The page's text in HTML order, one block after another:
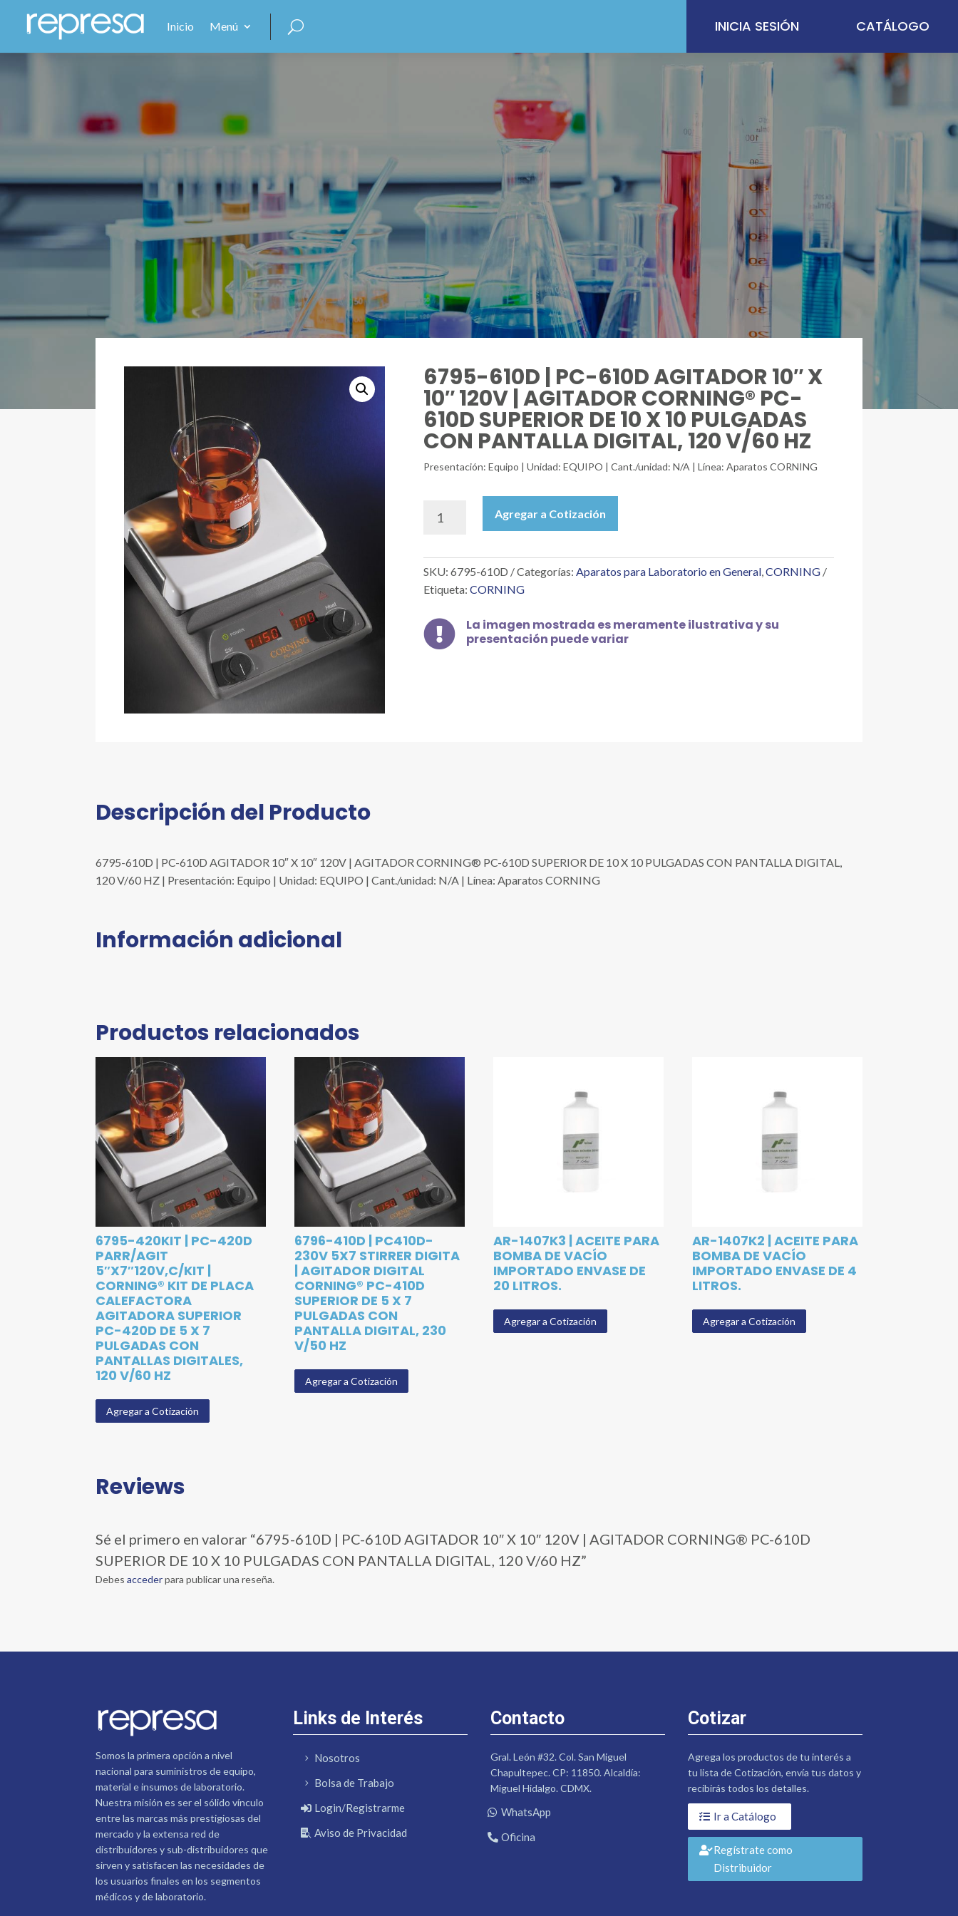
Inicio Menú INICIA SESIÓN CATÁLOGO
6795-610D | PC-610D AGITADOR 10″ X
10″ 120V | AGITADOR CORNING® PC-
610D SUPERIOR DE 10 X 10 PULGADAS
CON PANTALLA DIGITAL, 120 V/60 HZ
Presentación: Equipo | Unidad: EQUIPO | Cant./unidad: N/A | Línea: Aparatos CORNING
610D
PC-
610D
AGITADOR
X
10"
120V
PANTALLA
DIGITAL,
Agregar a Cotización
SKU:6795-610D Categorías:Aparatos para Laboratorio en General,CORNING
Etiqueta:CORNING

La imagen mostrada es meramente ilustrativa y su
presentación puede variar
Descripción del Producto
6795-610D | PC-610D AGITADOR 10″ X 10″ 120V | AGITADOR CORNING® PC-610D SUPERIOR DE 10 X 10 PULGADAS CON PANTALLA DIGITAL,
120 V/60 HZ | Presentación: Equipo | Unidad: EQUIPO | Cant./unidad: N/A | Línea: Aparatos CORNING
Información adicional
Productos relacionados
6795-420KIT | PC-420D
PARR/AGIT
5″X7″120V,C/KIT |
CORNING® KIT DE PLACA
CALEFACTORA
AGITADORA SUPERIOR
PC-420D DE 5 X 7
PULGADAS CON
PANTALLAS DIGITALES,
120 V/60 HZ
Agregar a Cotización
6796-410D | PC410D-
230V 5X7 STIRRER DIGITA
| AGITADOR DIGITAL
CORNING® PC-410D
SUPERIOR DE 5 X 7
PULGADAS CON
PANTALLA DIGITAL, 230
V/50 HZ
Agregar a Cotización
AR-1407K3 | ACEITE PARA
BOMBA DE VACÍO
IMPORTADO ENVASE DE
20 LITROS.
Agregar a Cotización
AR-1407K2 | ACEITE PARA
BOMBA DE VACÍO
IMPORTADO ENVASE DE 4
LITROS.
Agregar a Cotización
Reviews
Sé el primero en valorar “6795-610D | PC-610D AGITADOR 10″ X 10″ 120V | AGITADOR CORNING® PC-610D
SUPERIOR DE 10 X 10 PULGADAS CON PANTALLA DIGITAL, 120 V/60 HZ”
Debesaccederpara publicar una reseña.
Somos la primera opción a nivel
nacional para suministros de equipo,
material e insumos de laboratorio.
Nuestra misión es ser el sólido vínculo
entre las marcas más prestigiosas del
mercado y la extensa red de
distribuidores y sub-distribuidores que
sirven y satisfacen las necesidades de
los usuarios finales en los segmentos
médicos y de laboratorio.
Links de Interés
Nosotros
Bolsa de Trabajo
Login/Registrarme
Aviso de Privacidad
Contacto
Gral. León #32. Col. San Miguel
Chapultepec. CP: 11850. Alcaldía:
Miguel Hidalgo. CDMX.
WhatsApp
Oficina
Cotizar
Agrega los productos de tu interés a
tu lista de Cotización, envía tus datos y
recibirás todos los detalles.
Ir a Catálogo
Regístrate como
Distribuidor